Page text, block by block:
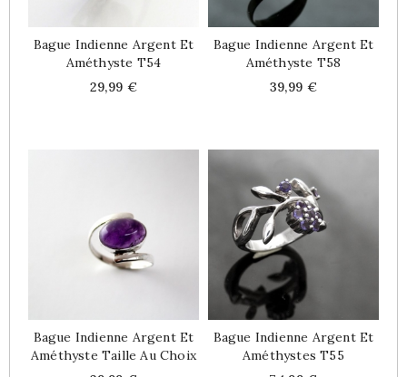
Bague Indienne Argent Et
Améthyste T54
Price
29,99 €
Bague Indienne Argent Et
Améthyste T58
Price
39,99 €
Bague Indienne Argent Et
Améthyste Taille Au Choix
Bague Indienne Argent Et
Améthystes T55